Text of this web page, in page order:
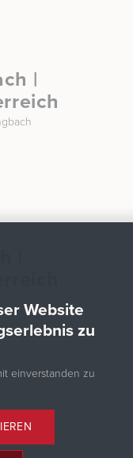
|
|
Website
zu
einverstanden zu